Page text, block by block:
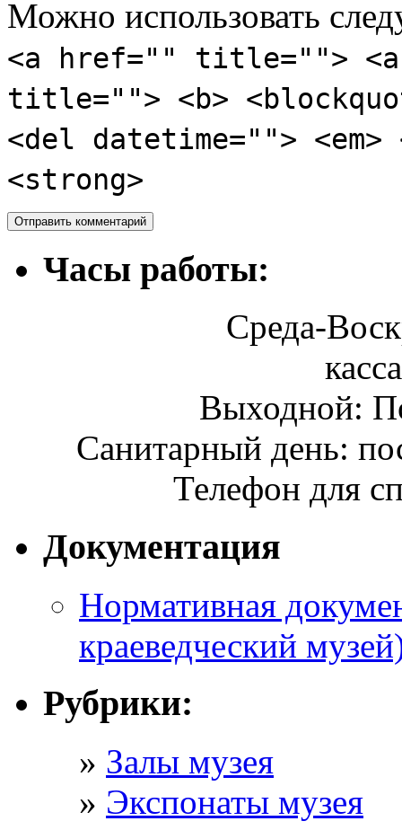
Можно использовать
<a href="" title="">
title=""> <b>
<del datetime="">
<strong>
Часы работы:
Среда-
Выходной:
Санитарный день:
Телефон для
Документация
Нормативная
краеведческий
Рубрики:
Залы музея
Экспонаты музея